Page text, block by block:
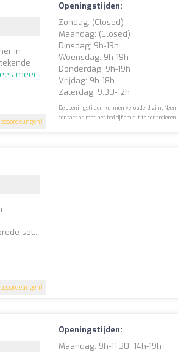
in
meer
Openingstijden:
Zondag: (closed)
Maandag: (closed)
Dinsdag: 9h-19h
Woensdag: 9h-19h
Donderdag: 9h-19h
Vrijdag: 9h-18h
Zaterdag: 9:30-12h
De openingstijden kunnen verouderd zijn. Neem
contact op met het bedrijf om dit te controleren.
sel...
Openingstijden:
Maandag: 9h-11:30, 14h-19h